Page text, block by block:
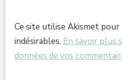
Ce site utilise Akismet pour
indésirables. En savoir plus
données de vos